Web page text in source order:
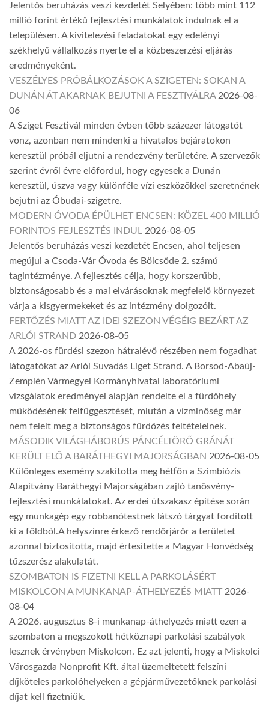
Jelentős beruházás veszi kezdetét Selyében: több mint 112
millió forint értékű fejlesztési munkálatok indulnak el a
településen. A kivitelezési feladatokat egy edelényi
székhelyű vállalkozás nyerte el a közbeszerzési eljárás
eredményeként.
VESZÉLYES PRÓBÁLKOZÁSOK A SZIGETEN: SOKAN A
DUNÁN ÁT AKARNAK BEJUTNI A FESZTIVÁLRA 2026-08-
06
A Sziget Fesztivál minden évben több százezer látogatót
vonz, azonban nem mindenki a hivatalos bejáratokon
keresztül próbál eljutni a rendezvény területére. A szervezők
szerint évről évre előfordul, hogy egyesek a Dunán
keresztül, úszva vagy különféle vízi eszközökkel szeretnének
bejutni az Óbudai-szigetre.
MODERN ÓVODA ÉPÜLHET ENCSEN: KÖZEL 400 MILLIÓ
FORINTOS FEJLESZTÉS INDUL 2026-08-05
Jelentős beruházás veszi kezdetét Encsen, ahol teljesen
megújul a Csoda-Vár Óvoda és Bölcsőde 2. számú
tagintézménye. A fejlesztés célja, hogy korszerűbb,
biztonságosabb és a mai elvárásoknak megfelelő környezet
várja a kisgyermekeket és az intézmény dolgozóit.
FERTŐZÉS MIATT AZ IDEI SZEZON VÉGÉIG BEZÁRT AZ
ARLÓI STRAND 2026-08-05
A 2026-os fürdési szezon hátralévő részében nem fogadhat
látogatókat az Arlói Suvadás Liget Strand. A Borsod-Abaúj-
Zemplén Vármegyei Kormányhivatal laboratóriumi
vizsgálatok eredményei alapján rendelte el a fürdőhely
működésének felfüggesztését, miután a vízminőség már
nem felelt meg a biztonságos fürdőzés feltételeinek.
MÁSODIK VILÁGHÁBORÚS PÁNCÉLTÖRŐ GRÁNÁT
KERÜLT ELŐ A BARÁTHEGYI MAJORSÁGBAN 2026-08-05
Különleges esemény szakította meg hétfőn a Szimbiózis
Alapítvány Baráthegyi Majorságában zajló tanösvény-
fejlesztési munkálatokat. Az erdei útszakasz építése során
egy munkagép egy robbanótestnek látszó tárgyat fordított
ki a földből.A helyszínre érkező rendőrjárőr a területet
azonnal biztosította, majd értesítette a Magyar Honvédség
tűzszerész alakulatát.
SZOMBATON IS FIZETNI KELL A PARKOLÁSÉRT
MISKOLCON A MUNKANAP-ÁTHELYEZÉS MIATT 2026-
08-04
A 2026. augusztus 8-i munkanap-áthelyezés miatt ezen a
szombaton a megszokott hétköznapi parkolási szabályok
lesznek érvényben Miskolcon. Ez azt jelenti, hogy a Miskolci
Városgazda Nonprofit Kft. által üzemeltetett felszíni
díjköteles parkolóhelyeken a gépjárművezetőknek parkolási
díjat kell fizetniük.